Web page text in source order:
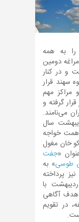
را به همه
دومین
و در کنار
سهند قرار
مراکز مهم
گرفته و
می‌نامند.
رصدخانه مراغه، ۱۶ اردیبهشت سال
همت خواجه
خان مغول
«جفت
طوسی» به
پرداخته
با
آگاهی
در تقویم